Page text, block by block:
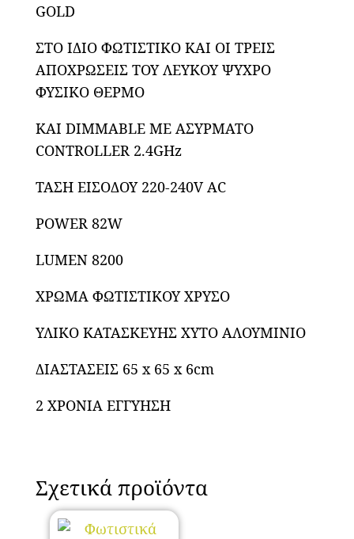
GOLD
ΣΤΟ ΙΔΙΟ ΦΩΤΙΣΤΙΚΟ ΚΑΙ ΟΙ ΤΡΕΙΣ
ΑΠΟΧΡΩΣΕΙΣ ΤΟΥ ΛΕΥΚΟΥ ΨΥΧΡΟ
ΦΥΣΙΚΟ ΘΕΡΜΟ
ΚΑΙ DIMMABLE ΜΕ ΑΣΥΡΜΑΤΟ
CONTROLLER 2.4GHz
ΤΑΣΗ ΕΙΣΟΔΟΥ 220-240V AC
POWER 82W
LUMEN 8200
ΧΡΩΜΑ ΦΩΤΙΣΤΙΚΟΥ ΧΡΥΣΟ
ΥΛΙΚΟ ΚΑΤΑΣΚΕΥΗΣ ΧΥΤΟ ΑΛΟΥΜΙΝΙΟ
ΔΙΑΣΤΑΣΕΙΣ 65 x 65 x 6cm
2 ΧΡΟΝΙΑ ΕΓΓΥΗΣΗ
Σχετικά προϊόντα